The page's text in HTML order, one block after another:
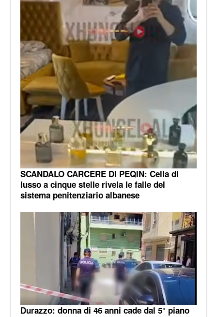
SCANDALO CARCERE DI PEQIN: Cella di
lusso a cinque stelle rivela le falle del
sistema penitenziario albanese
Durazzo: donna di 46 anni cade dal 5° piano